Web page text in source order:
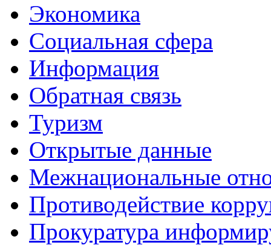
Экономика
Социальная сфера
Информация
Обратная связь
Туризм
Открытые данные
Межнациональные
Противодействие
Прокуратура